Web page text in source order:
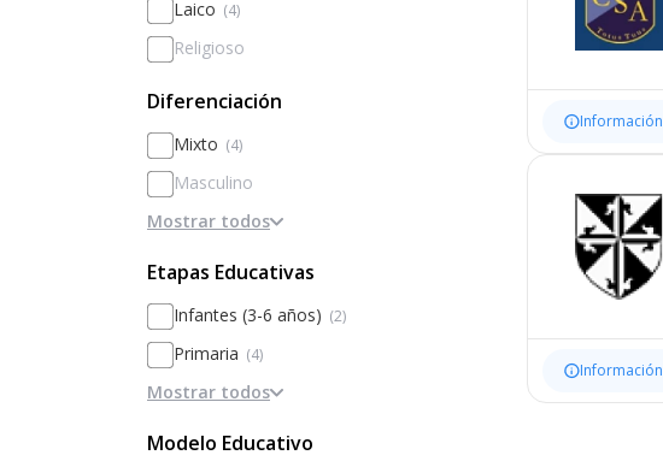
Laico (4)
Religioso
Diferenciación
Mixto (4)
Masculino
Femenino
Diferenciado por sexos
Mostrar todos
Etapas Educativas
Infantes (3-6 años) (2)
Primaria (4)
Secundaria (3)
Mostrar todos
Modelo Educativo
Información
Información